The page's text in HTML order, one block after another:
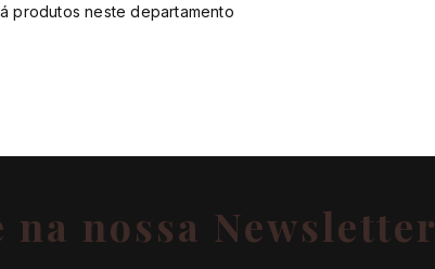
produtos neste departamento
na nossa Newsletter